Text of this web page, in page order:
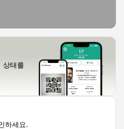
상태를
하세요.